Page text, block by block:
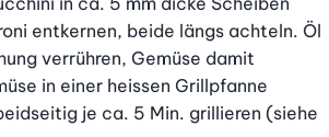
entkernen, beide längs achteln. Öl
verrühren, Gemüse damit
in einer heissen Grillpfanne
je ca. 5 Min. grillieren (siehe